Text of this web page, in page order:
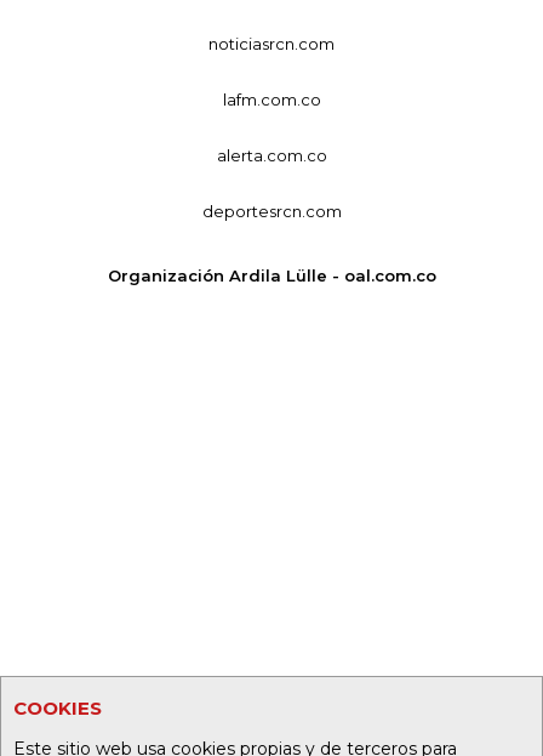
COOKIES
Este sitio web usa cookies propias y de terceros para
noticiasrcn.com
lafm.com.co
alerta.com.co
deportesrcn.com
Organización Ardila Lülle - oal.com.co